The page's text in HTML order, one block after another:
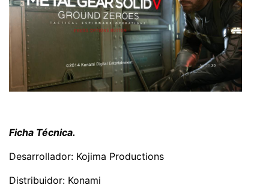
Ficha Técnica.
Desarrollador: Kojima Productions
Distribuidor: Konami